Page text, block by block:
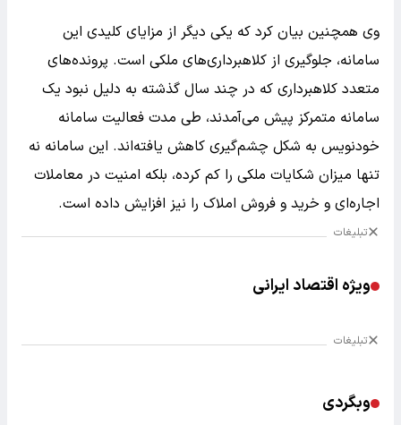
وی همچنین بیان کرد که یکی دیگر از مزایای کلیدی این
سامانه، جلوگیری از کلاهبرداری‌های ملکی است. پرونده‌های
متعدد کلاهبرداری که در چند سال گذشته به دلیل نبود یک
سامانه متمرکز پیش می‌آمدند، طی مدت فعالیت سامانه
خودنویس به شکل چشم‌گیری کاهش یافته‌اند. این سامانه نه
تنها میزان شکایات ملکی را کم کرده، بلکه امنیت در معاملات
اجاره‌ای و خرید و فروش املاک را نیز افزایش داده است.
تبلیغات
ویژه اقتصاد ایرانی
تبلیغات
وبگردی